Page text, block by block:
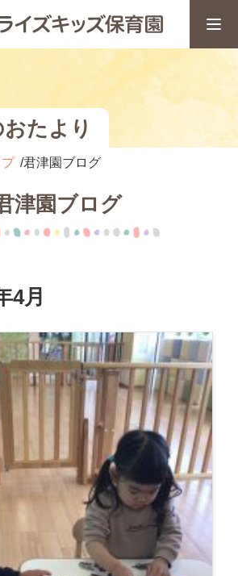
たより
君津園ブログ
津園ブログ
4月